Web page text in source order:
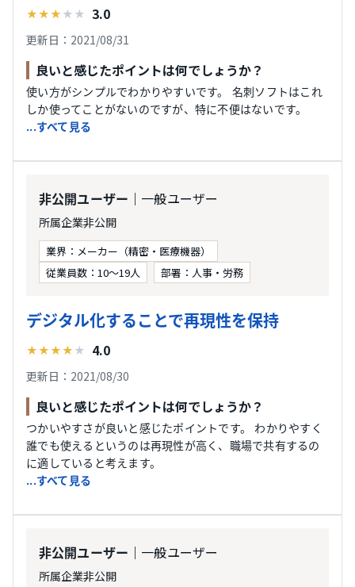
★★★ ★ ★ 3.0
更新日：2021/08/31
良いと感じたポイントは何でしょうか？
使い方がシンプルでわかりやすいです。 名刺ソフトはこれ
しか使ってことがないのですが、特に不便はないです。
...すべて見る
非公開ユーザー ｜一般ユーザー
所属企業非公開
業界：メーカー（精密・医療機器）
従業員数：10〜19人
部署：人事・労務
デジタル化することで再現性を保持
★★★★ ★ 4.0
更新日：2021/08/30
良いと感じたポイントは何でしょうか？
つかいやすさが良いと感じたポイントです。 わかりやすく
誰でも使えるというのは再現性が高く、職場で共有するの
に適していると考えます。
...すべて見る
非公開ユーザー ｜一般ユーザー
所属企業非公開